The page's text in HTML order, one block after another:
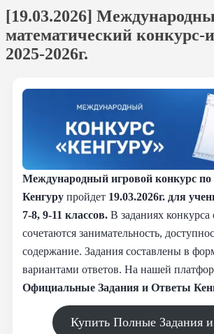
[19.03.2026]
математический конкурс-
2025-2026г.
Международный игровой конкурс
Кенгуру пройдет 19.03.2026г. для
7-8, 9-11 классов. В заданиях
сочетаются занимательность,
содержание. Задания составлены в
вариантами ответов. На нашей
Официальные Задания и Ответы
Купить Полные Задания